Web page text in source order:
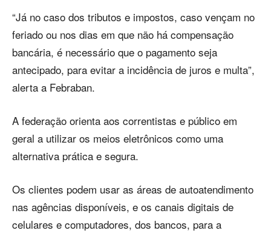
“Já no caso dos tributos e impostos, caso vençam no
feriado ou nos dias em que não há compensação
bancária, é necessário que o pagamento seja
antecipado, para evitar a incidência de juros e multa”,
alerta a Febraban.
A federação orienta aos correntistas e público em
geral a utilizar os meios eletrônicos como uma
alternativa prática e segura.
Os clientes podem usar as áreas de autoatendimento
nas agências disponíveis, e os canais digitais de
celulares e computadores, dos bancos, para a